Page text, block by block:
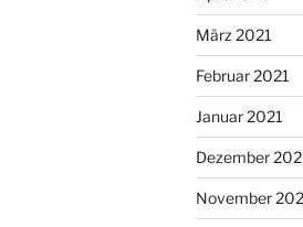
März 2021
Februar 2021
Januar 2021
Dezember
November